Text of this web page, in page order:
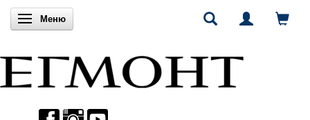
Включи навигацията
Меню